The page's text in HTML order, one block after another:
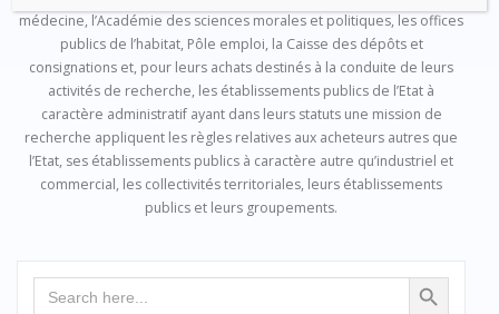
médecine, l’Académie des sciences morales et politiques, les offices
publics de l’habitat, Pôle emploi, la Caisse des dépôts et
consignations et, pour leurs achats destinés à la conduite de leurs
activités de recherche, les établissements publics de l’Etat à
caractère administratif ayant dans leurs statuts une mission de
recherche appliquent les règles relatives aux acheteurs autres que
l’Etat, ses établissements publics à caractère autre qu’industriel et
commercial, les collectivités territoriales, leurs établissements
publics et leurs groupements.
Search Search Button